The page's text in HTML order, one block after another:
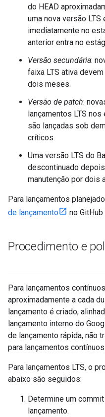
do HEAD
uma nova versão LTS
imediatamente no
anterior entra no
Versão secundária:
faixa LTS ativa
dois meses.
Versão de patch:
lançamentos LTS
são lançadas sob
críticos.
Uma versão LTS do
descontinuado
manutenção por dois
Para lançamentos
de lançamento
no
Procedimento e
Para lançamentos
aproximadamente a cada
lançamento é criado,
lançamento interno do
de lançamento rápida, não
para lançamentos contínuos.
Para lançamentos LTS, o
abaixo são seguidos:
Determine um
lançamento.